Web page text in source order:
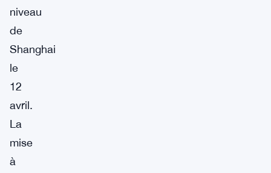
niveau
de
Shanghai
le
12
avril.
La
mise
à